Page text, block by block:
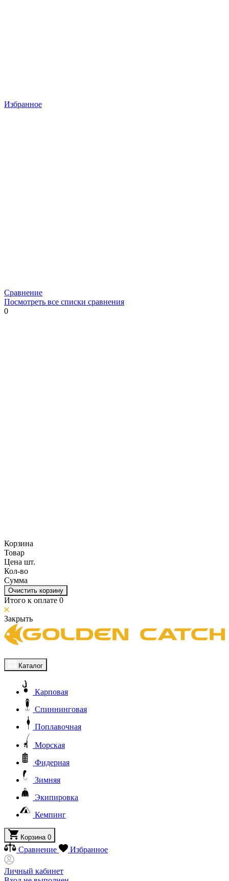
Избранное
Сравнение
Посмотреть все списки сравнения
0
Корзина
Товар
Цена шт.
Кол-во
Сумма
Очистить корзину
Итого к оплате 0
Закрыть
Каталог
Карповая
Спиннинговая
Поплавочная
Морская
Фидерная
Зимняя
Экипировка
Кемпинг
Корзина 0
Сравнение Избранное
Личный кабинет